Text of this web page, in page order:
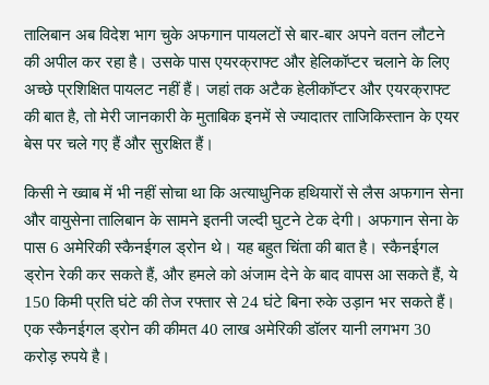
तालिबान अब विदेश भाग चुके अफगान पायलटों से बार-बार अपने वतन लौटने
की अपील कर रहा है। उसके पास एयरक्राफ्ट और हेलिकॉप्टर चलाने के लिए
अच्छे प्रशिक्षित पायलट नहीं हैं। जहां तक अटैक हेलीकॉप्टर और एयरक्राफ्ट
की बात है, तो मेरी जानकारी के मुताबिक इनमें से ज्यादातर ताजिकिस्तान के एयर
बेस पर चले गए हैं और सुरक्षित हैं।
किसी ने ख्वाब में भी नहीं सोचा था कि अत्याधुनिक हथियारों से लैस अफगान सेना
और वायुसेना तालिबान के सामने इतनी जल्दी घुटने टेक देगी। अफगान सेना के
पास 6 अमेरिकी स्कैनईगल ड्रोन थे। यह बहुत चिंता की बात है। स्कैनईगल
ड्रोन रेकी कर सकते हैं, और हमले को अंजाम देने के बाद वापस आ सकते हैं, ये
150 किमी प्रति घंटे की तेज रफ्तार से 24 घंटे बिना रुके उड़ान भर सकते हैं।
एक स्कैनईगल ड्रोन की कीमत 40 लाख अमेरिकी डॉलर यानी लगभग 30
करोड़ रुपये है।